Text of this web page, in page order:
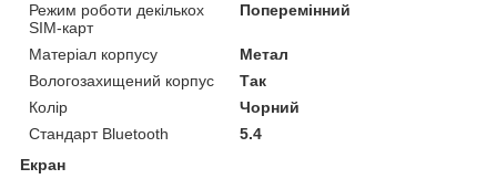
Режим роботи декількох
SIM-карт
Поперемінний
Матеріал корпусу
Метал
Вологозахищений корпус
Так
Колір
Чорний
Стандарт Bluetooth
5.4
Екран